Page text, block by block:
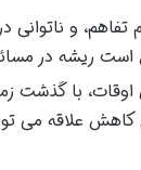
تفاهم، و
ریشه در
با گذشت
کاهش علاقه می